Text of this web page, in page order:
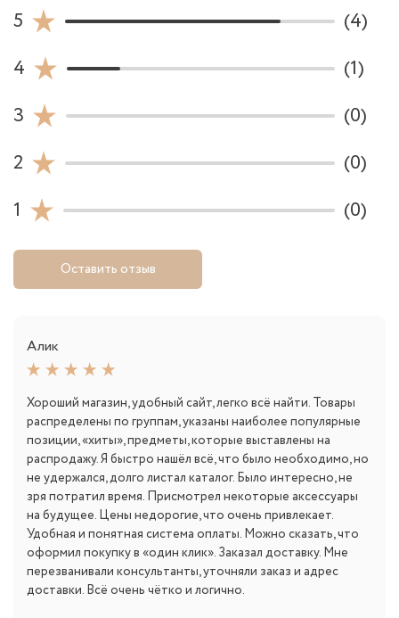
5
(4)
4
(1)
3
(0)
2
(0)
1
(0)
Оставить отзыв
Алик
Хороший магазин, удобный сайт, легко всё найти. Товары
распределены по группам, указаны наиболее популярные
позиции, «хиты», предметы, которые выставлены на
распродажу. Я быстро нашёл всё, что было необходимо, но
не удержался, долго листал каталог. Было интересно, не
зря потратил время. Присмотрел некоторые аксессуары
на будущее. Цены недорогие, что очень привлекает.
Удобная и понятная система оплаты. Можно сказать, что
оформил покупку в «один клик». Заказал доставку. Мне
перезванивали консультанты, уточняли заказ и адрес
доставки. Всё очень чётко и логично.